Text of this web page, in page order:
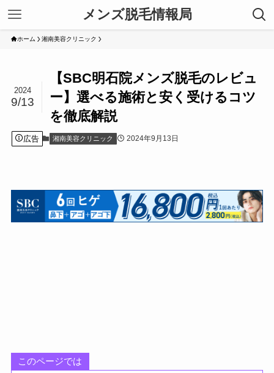
メンズ脱毛情報局
ホーム 湘南美容クリニック
【SBC明石院メンズ脱毛のレビュ
ー】選べる施術と安く受けるコツ
を徹底解説
2024
9/13
広告 湘南美容クリニック 2024年9月13日
このページでは